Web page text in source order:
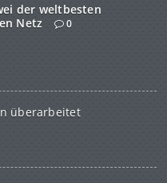
der weltbesten
Netz
0
überarbeitet